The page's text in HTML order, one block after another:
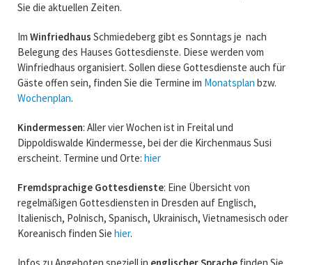
Sie die aktuellen Zeiten.
Im Winfriedhaus Schmiedeberg gibt es Sonntags je nach
Belegung des Hauses Gottesdienste. Diese werden vom
Winfriedhaus organisiert. Sollen diese Gottesdienste auch für
Gäste offen sein, finden Sie die Termine im Monatsplan bzw.
Wochenplan.
Kindermessen: Aller vier Wochen ist in Freital und
Dippoldiswalde Kindermesse, bei der die Kirchenmaus Susi
erscheint. Termine und Orte: hier
Fremdsprachige Gottesdienste: Eine Übersicht von
regelmäßigen Gottesdiensten in Dresden auf Englisch,
Italienisch, Polnisch, Spanisch, Ukrainisch, Vietnamesisch oder
Koreanisch finden Sie hier.